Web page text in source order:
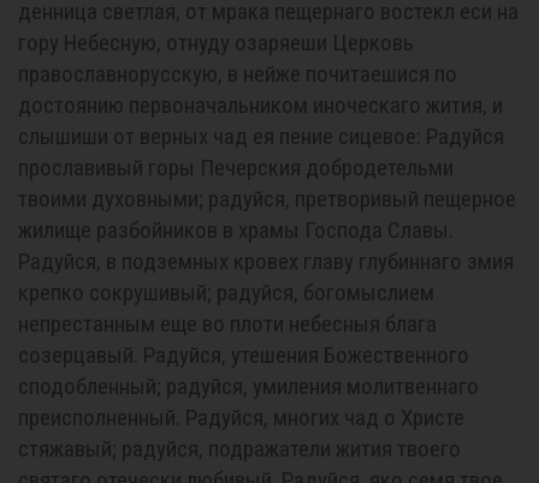
денница светлая, от мрака пещернаго востекл еси на
гору Небесную, отнуду озаряеши Церковь
православнорусскую, в нейже почитаешися по
достоянию первоначальником иноческаго жития, и
слышиши от верных чад ея пение сицевое: Радуйся
прославивый горы Печерския добродетельми
твоими духовными; радуйся, претворивый пещерное
жилище разбойников в храмы Господа Славы.
Радуйся, в подземных кровех главу глубиннаго змия
крепко сокрушивый; радуйся, богомыслием
непрестанным еще во плоти небесныя блага
созерцавый. Радуйся, утешения Божественного
сподобленный; радуйся, умиления молитвеннаго
преисполненный. Радуйся, многих чад о Христе
стяжавый; радуйся, подражатели жития твоего